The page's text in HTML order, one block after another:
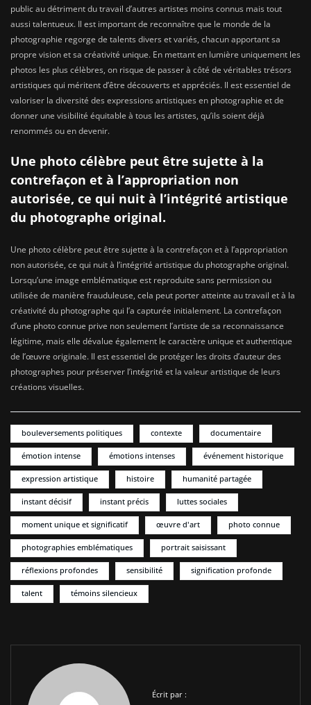
public au détriment du travail d’autres artistes moins connus mais tout
aussi talentueux. Il est important de reconnaître que le monde de la
photographie regorge de talents divers et variés, chacun apportant sa
propre vision et sa créativité unique. En mettant en lumière uniquement les
photos les plus célèbres, on risque de passer à côté de véritables trésors
artistiques qui méritent d’être découverts et appréciés. Il est essentiel de
valoriser la diversité des expressions artistiques en photographie et de
donner une visibilité équitable à tous les artistes, qu’ils soient déjà
renommés ou en devenir.
Une photo célèbre peut être sujette à la
contrefaçon et à l’appropriation non
autorisée, ce qui nuit à l’intégrité artistique
du photographe original.
Une photo célèbre peut être sujette à la contrefaçon et à l’appropriation
non autorisée, ce qui nuit à l’intégrité artistique du photographe original.
Lorsqu’une image emblématique est reproduite sans permission ou
utilisée de manière frauduleuse, cela peut porter atteinte au travail et à la
créativité du photographe qui l’a capturée initialement. La contrefaçon
d’une photo connue prive non seulement l’artiste de sa reconnaissance
légitime, mais elle dévalue également le caractère unique et authentique
de l’œuvre originale. Il est essentiel de protéger les droits d’auteur des
photographes pour préserver l’intégrité et la valeur artistique de leurs
créations visuelles.
bouleversements politiques contexte documentaire
émotion intense émotions intenses événement historique
expression artistique histoire humanité partagée
instant décisif instant précis luttes sociales
moment unique et significatif œuvre d'art photo connue
photographies emblématiques portrait saisissant
réflexions profondes sensibilité signification profonde
talent témoins silencieux
Écrit par :